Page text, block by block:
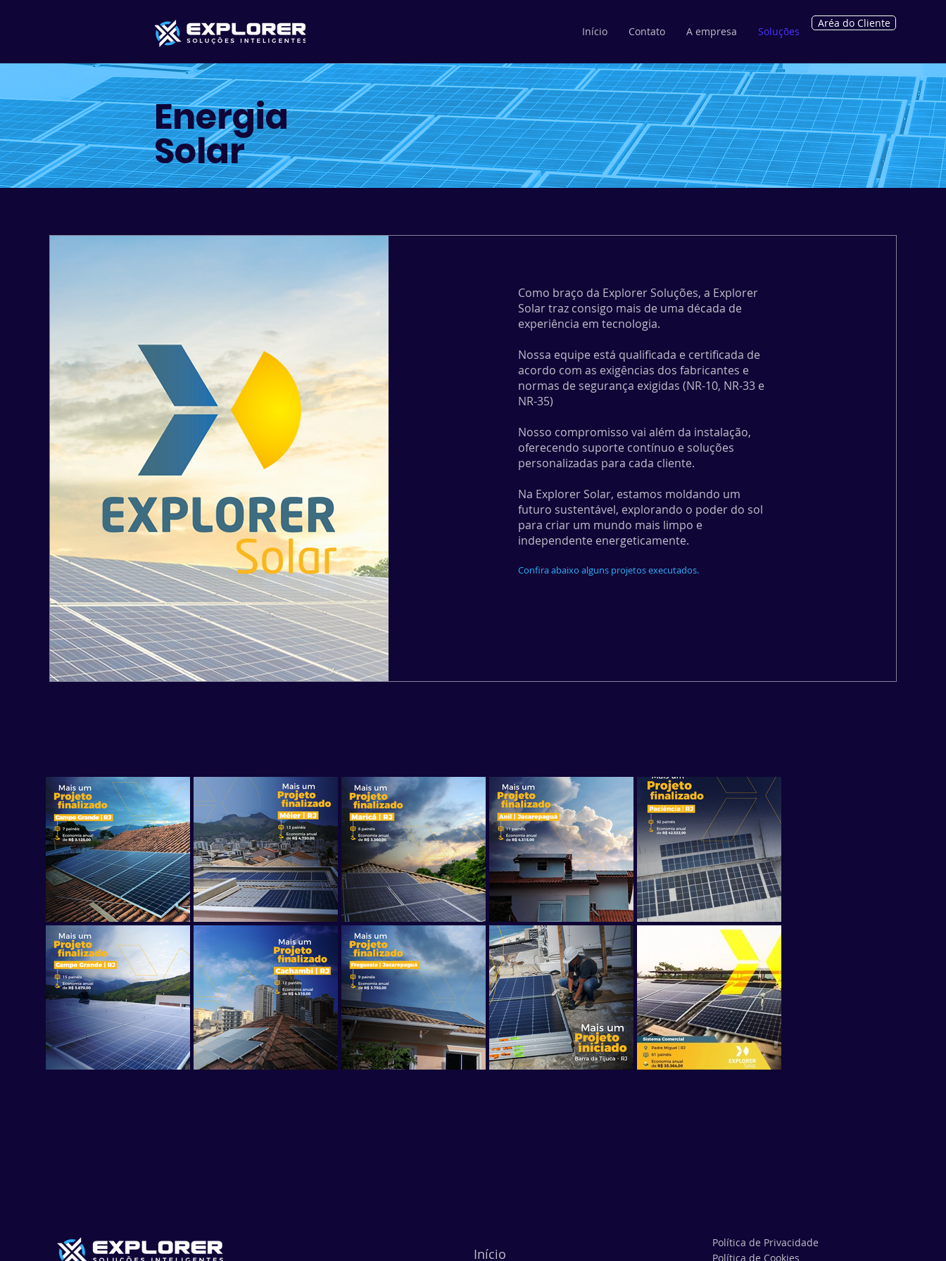
Início Contato A empresa Soluções
Aréa do Cliente
Energia
Solar
Como braço da Explorer Soluções, a Explorer
Solar traz consigo mais de uma década de
experiência em tecnologia.
Nossa equipe está qualificada e certificada de
acordo com as exigências dos fabricantes e
normas de segurança exigidas (NR-10, NR-33 e
NR-35)
Nosso compromisso vai além da instalação,
oferecendo suporte contínuo e soluções
personalizadas para cada cliente.
Na Explorer Solar, estamos moldando um
futuro sustentável, explorando o poder do sol
para criar um mundo mais limpo e
independente energeticamente.
Confira abaixo alguns projetos executados.
Início
Política de Privacidade
Política de Cookies